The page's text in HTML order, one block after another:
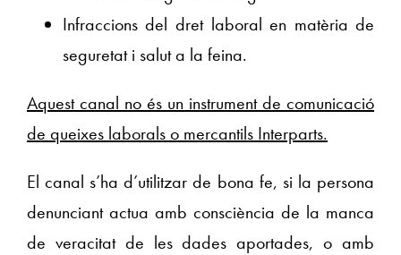
Infraccions del dret laboral en matèria de
seguretat i salut a la feina.
Aquest canal no és un instrument de comunicació
de queixes laborals o mercantils Interparts.
El canal s’ha d’utilitzar de bona fe, si la persona
denunciant actua amb consciència de la manca
de veracitat de les dades aportades, o amb